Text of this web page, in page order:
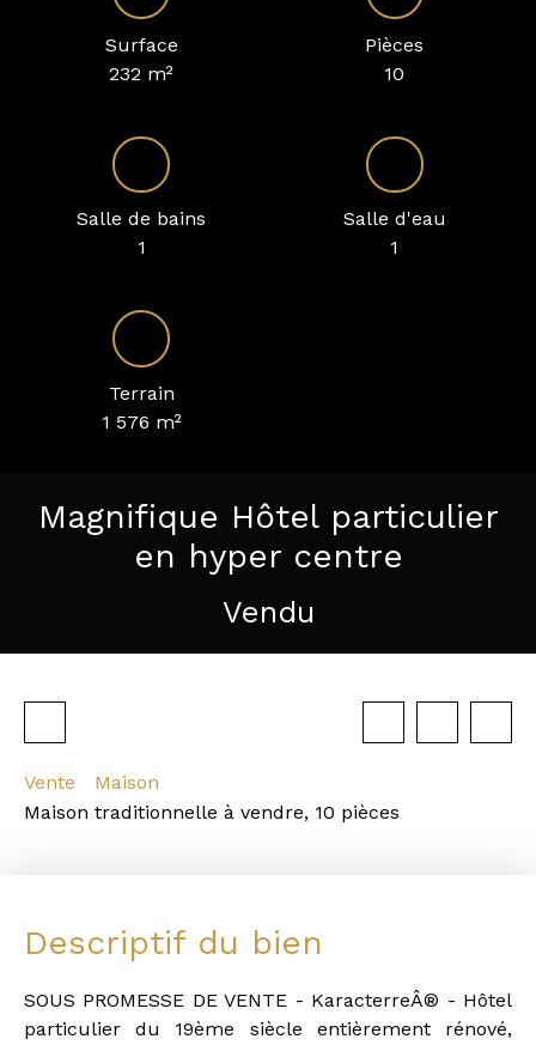
Surface
232 m²
Pièces
10
Salle de bains
1
Salle d'eau
1
Terrain
1 576 m²
Magnifique Hôtel particulier
en hyper centre
Vendu
Vente
Maison
Maison traditionnelle à vendre, 10 pièces
Descriptif du bien
SOUS PROMESSE DE VENTE - KaracterreÂ® - Hôtel
particulier du 19ème siècle entièrement rénové,